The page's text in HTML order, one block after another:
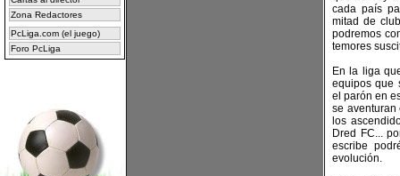
Zona Redactores
PcLiga.com (el juego)
Foro PcLiga
cada país
mitad de
podremos
temores
En la liga
equipos que
el parón en
se
los
Dred FC...
escribe
evolución.